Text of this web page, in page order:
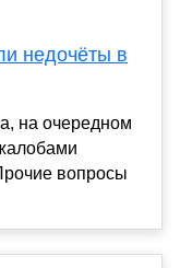
недочёты в
на очередном
вопросы